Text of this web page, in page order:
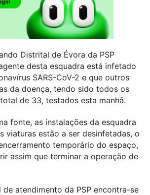
Distrital de Évora da PSP
desta esquadra está infetado
SARS-CoV-2 e que outros
da doença, tendo sido todos os
de 33, testados esta manhã.
fonte, as instalações da esquadra
viaturas estão a ser desinfetadas, o
temporário do espaço,
assim que terminar a operação de
atendimento da PSP encontra-se